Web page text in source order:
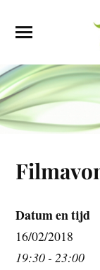
Datum en tijd
16/02/2018
19:30 - 23:00